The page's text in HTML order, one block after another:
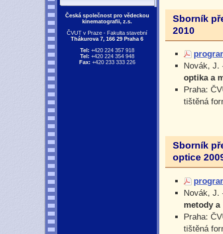
Sborník
2010
Novák, J.
optika a
Praha:
tištěná
Sborník
optice
Novák, J.
metody
Praha:
tištěná
Česká společnost pro vědeckou
kinematografii, z.s.
ČVUT v Praze - Fakulta stavební
Thákurova 7, 166 29 Praha 6
Tel: +420 224 357 918
Tel: +420 224 354 948
Fax: +420 233 333 226